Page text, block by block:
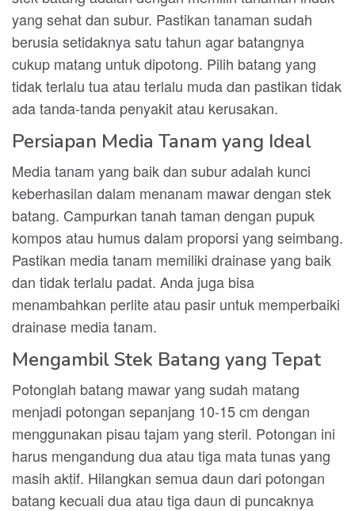
yang sehat dan subur. Pastikan tanaman sudah
berusia setidaknya satu tahun agar batangnya
cukup matang untuk dipotong. Pilih batang yang
tidak terlalu tua atau terlalu muda dan pastikan tidak
ada tanda-tanda penyakit atau kerusakan.
Persiapan Media Tanam yang Ideal
Media tanam yang baik dan subur adalah kunci
keberhasilan dalam menanam mawar dengan stek
batang. Campurkan tanah taman dengan pupuk
kompos atau humus dalam proporsi yang seimbang.
Pastikan media tanam memiliki drainase yang baik
dan tidak terlalu padat. Anda juga bisa
menambahkan perlite atau pasir untuk memperbaiki
drainase media tanam.
Mengambil Stek Batang yang Tepat
Potonglah batang mawar yang sudah matang
menjadi potongan sepanjang 10-15 cm dengan
menggunakan pisau tajam yang steril. Potongan ini
harus mengandung dua atau tiga mata tunas yang
masih aktif. Hilangkan semua daun dari potongan
batang kecuali dua atau tiga daun di puncaknya